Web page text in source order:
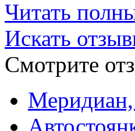
Читать
Искать
Смотрите